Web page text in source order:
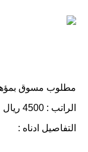
مطلوب مسوق بمؤهل
الراتب : 4500 ريال
التفاصيل ادناه :